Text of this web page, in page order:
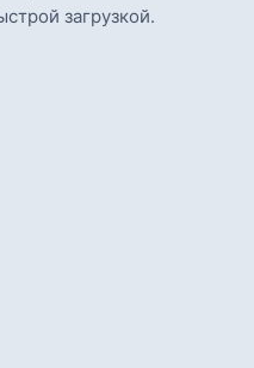
загрузкой.